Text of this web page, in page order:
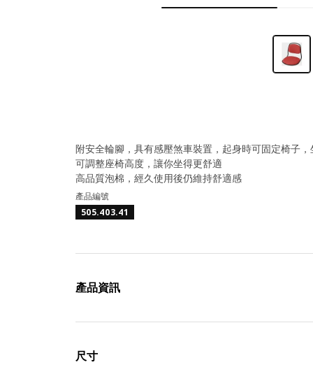
附安全輪腳，具有感壓煞車裝置，起身時可固定椅子
可調整座椅高度，讓你坐得更舒適
高品質泡棉，經久使用後仍維持舒適感
產品編號
505.403.41
產品資訊
尺寸